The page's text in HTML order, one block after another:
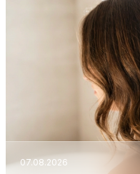
07.08.2026